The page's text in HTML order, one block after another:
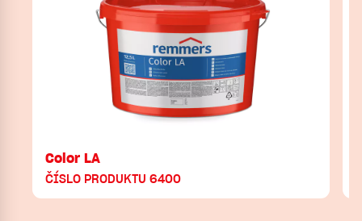
Color LA
ČÍSLO PRODUKTU 6400